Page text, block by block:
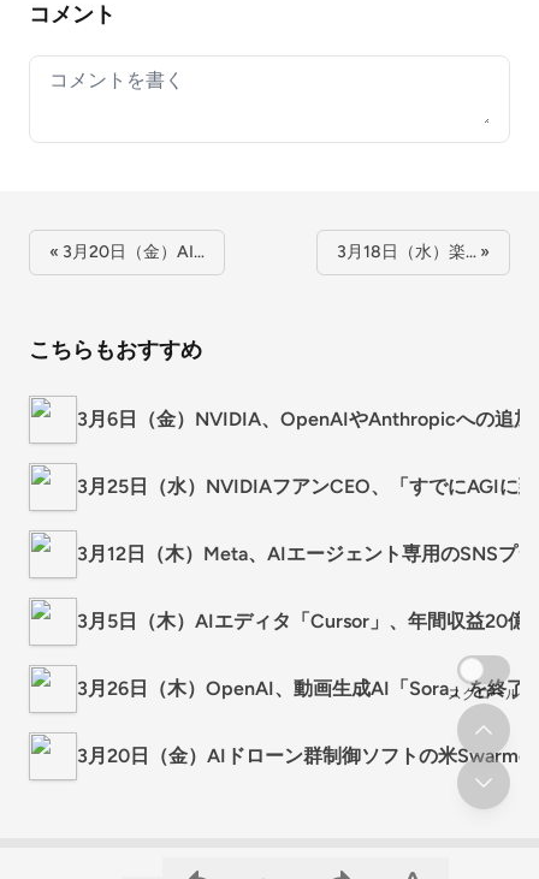
コメント
Your comment
« 3月20日（金）AI… 3月18日（水）楽… »
こちらもおすすめ
3月6日（金）NVIDIA、OpenAIやAnthropicへの追加
3月25日（水）NVIDIAフアンCEO、「すでにAGIに
3月12日（木）Meta、AIエージェント専用のSNSプ
3月5日（木）AIエディタ「Cursor」、年間収益20億
3月26日（木）OpenAI、動画生成AI「Sora」を終了
3月20日（金）AIドローン群制御ソフトの米
スクロール